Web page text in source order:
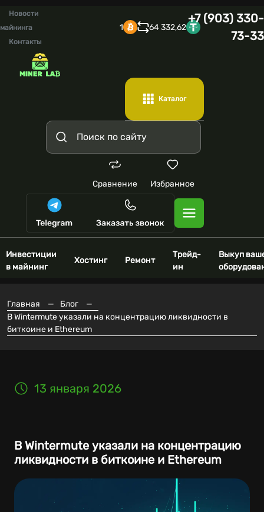
Новости
майнинга
Контакты
1 64 332,62
+7 (903) 330-
73-33
Каталог
Сравнение Избранное
Инвестиции
в майнинг
Хостинг Ремонт
Трейд-
ин
Выкуп
Главная — Блог
—
В Wintermute указали на концентрацию ликвидности в
биткоине и Ethereum
13 января 2026
В Wintermute указали на концентрацию
ликвидности в биткоине и Ethereum